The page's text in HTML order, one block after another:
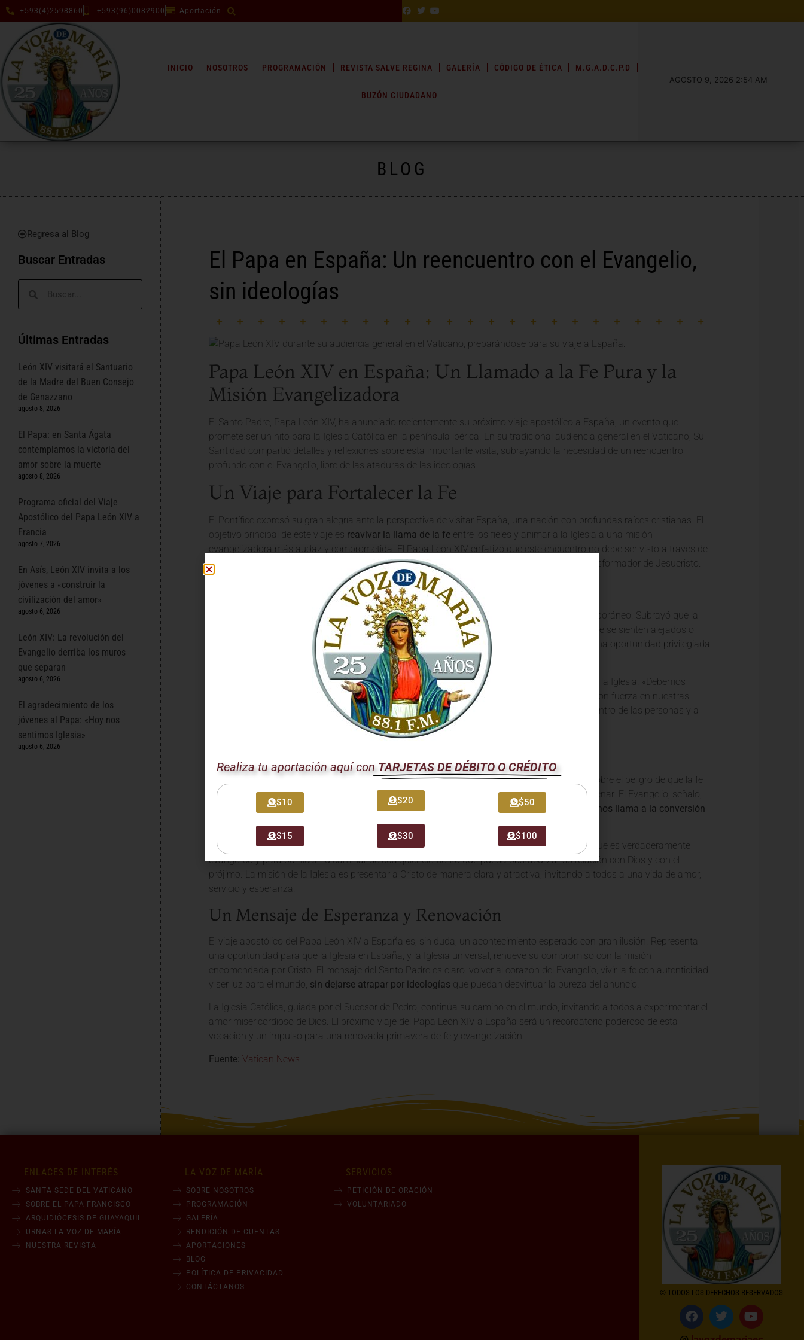
+593(4)2598860 +593(96)0082900 Aportación
INICIO NOSOTROS PROGRAMACIÓN REVISTA SALVE REGINA GALERÍA CÓDIGO DE ÉTICA M.G.A.D.C.P.D
BUZÓN CIUDADANO
AGOSTO 9, 2026 2:54 AM
BLOG
Regresa al Blog
Buscar Entradas
Últimas Entradas
León XIV visitará el Santuario
de la Madre del Buen Consejo
de Genazzano
agosto 8, 2026
El Papa: en Santa Ágata
contemplamos la victoria del
amor sobre la muerte
agosto 8, 2026
Programa oficial del Viaje
Apostólico del Papa León XIV a
Francia
agosto 7, 2026
En Asís, León XIV invita a los
jóvenes a «construir la
civilización del amor»
agosto 6, 2026
León XIV: La revolución del
Evangelio derriba los muros
que separan
agosto 6, 2026
El agradecimiento de los
jóvenes al Papa: «Hoy nos
sentimos Iglesia»
agosto 6, 2026
El Papa en España: Un reencuentro con el Evangelio,
sin ideologías
Papa León XIV en España: Un Llamado a la Fe Pura y la
Misión Evangelizadora
El Santo Padre, Papa León XIV, ha anunciado recientemente su próximo viaje apostólico a España, un evento que
promete ser un hito para la Iglesia Católica en la península ibérica. En su tradicional audiencia general en el Vaticano, Su
Santidad compartió detalles y reflexiones sobre esta importante visita, subrayando la necesidad de un reencuentro
profundo con el Evangelio, libre de las ataduras de las ideologías.
Un Viaje para Fortalecer la Fe
El Pontífice expresó su gran alegría ante la perspectiva de visitar España, una nación con profundas raíces cristianas. El
objetivo principal de este viaje es reavivar la llama de la feentre los fieles y animar a la Iglesia a una misión
evangelizadora más audaz y comprometida. El Papa León XIV enfatizó que este encuentro no debe ser visto a través de
lentes ideológicos, sino como un momento de gracia para volver a lo esencial: el mensaje transformador de Jesucristo.
La Importancia de la Evangelización Auténtica
En sus palabras, el Santo Padre recordó la urgencia de la evangelización en el mundo contemporáneo. Subrayó que la
misión de la Iglesia es llevar la Buena Nueva a todos los rincones, especialmente a aquellos que se sienten alejados o
que nunca han escuchado el anuncio del amor de Dios. El viaje a España se presenta como una oportunidad privilegiada
para inspirar a la comunidad católica a sertestigos valientes y gozosos del Evangelio
El Papa León XIV hizo un llamado a la unidad y a la colaboración entre todos los miembros de la Iglesia. «Debemos
trabajar juntos, con un solo corazón y una sola alma, para que el mensaje de Cristo resuene con fuerza en nuestras
sociedades», afirmó. La Iglesia, en su esencia, es un cuerpo misionero, llamado a salir al encuentro de las personas y a
ofrecerles la esperanza que solo Dios puede dar.
Un punto central en el discurso del Papa fue la distinción entre la fe y las ideologías. Advirtió sobre el peligro de que la fe
se vea distorsionada o limitada por marcos ideológicos que, en lugar de liberar, pueden encadenar. El Evangelio, señaló,
es un mensaje universal de salvación que trasciende cualquier sistema político o social.
La fe nos llama a la conversión
y a la transformación personal
, no a la adhesión a programas humanos.
El Santo Padre invitó a los españoles a acoger este viaje como una ocasión para discernir lo que es verdaderamente
evangélico y para purificar su caminar de cualquier elemento que pueda obstaculizar su relación con Dios y con el
prójimo. La misión de la Iglesia es presentar a Cristo de manera clara y atractiva, invitando a todos a una vida de amor,
servicio y esperanza.
Un Mensaje de Esperanza y Renovación
El viaje apostólico del Papa León XIV a España es, sin duda, un acontecimiento esperado con gran ilusión. Representa
una oportunidad para que la Iglesia en España, y la Iglesia universal, renueve su compromiso con la misión
encomendada por Cristo. El mensaje del Santo Padre es claro: volver al corazón del Evangelio, vivir la fe con autenticidad
y ser luz para el mundo, sin dejarse atrapar por ideologías que puedan desvirtuar la pureza del anuncio.
La Iglesia Católica, guiada por el Sucesor de Pedro, continúa su camino en el mundo, invitando a todos a experimentar el
amor misericordioso de Dios. El próximo viaje del Papa León XIV a España será un recordatorio poderoso de esta
vocación y un impulso para una renovada primavera de fe y evangelización.
Fuente: Vatican News
ENLACES DE INTERÉS
SANTA SEDE DEL VATICANO
SOBRE EL PAPA FRANCISCO
ARQUIDIÓCESIS DE GUAYAQUIL
URNAS LA VOZ DE MARÍA
NUESTRA REVISTA
LA VOZ DE MARÍA
SOBRE NOSOTROS
PROGRAMACIÓN
GALERÍA
RENDICIÓN DE CUENTAS
APORTACIONES
BLOG
POLÍTICA DE PRIVACIDAD
CONTÁCTANOS
SERVICIOS
PETICIÓN DE ORACIÓN
VOLUNTARIADO
© TODOS LOS DERECHOS RESERVADOS
Realiza tu aportación aquí con TARJETAS DE DÉBITO O CRÉDITO
$10
$15
$20
$30
$50
$100